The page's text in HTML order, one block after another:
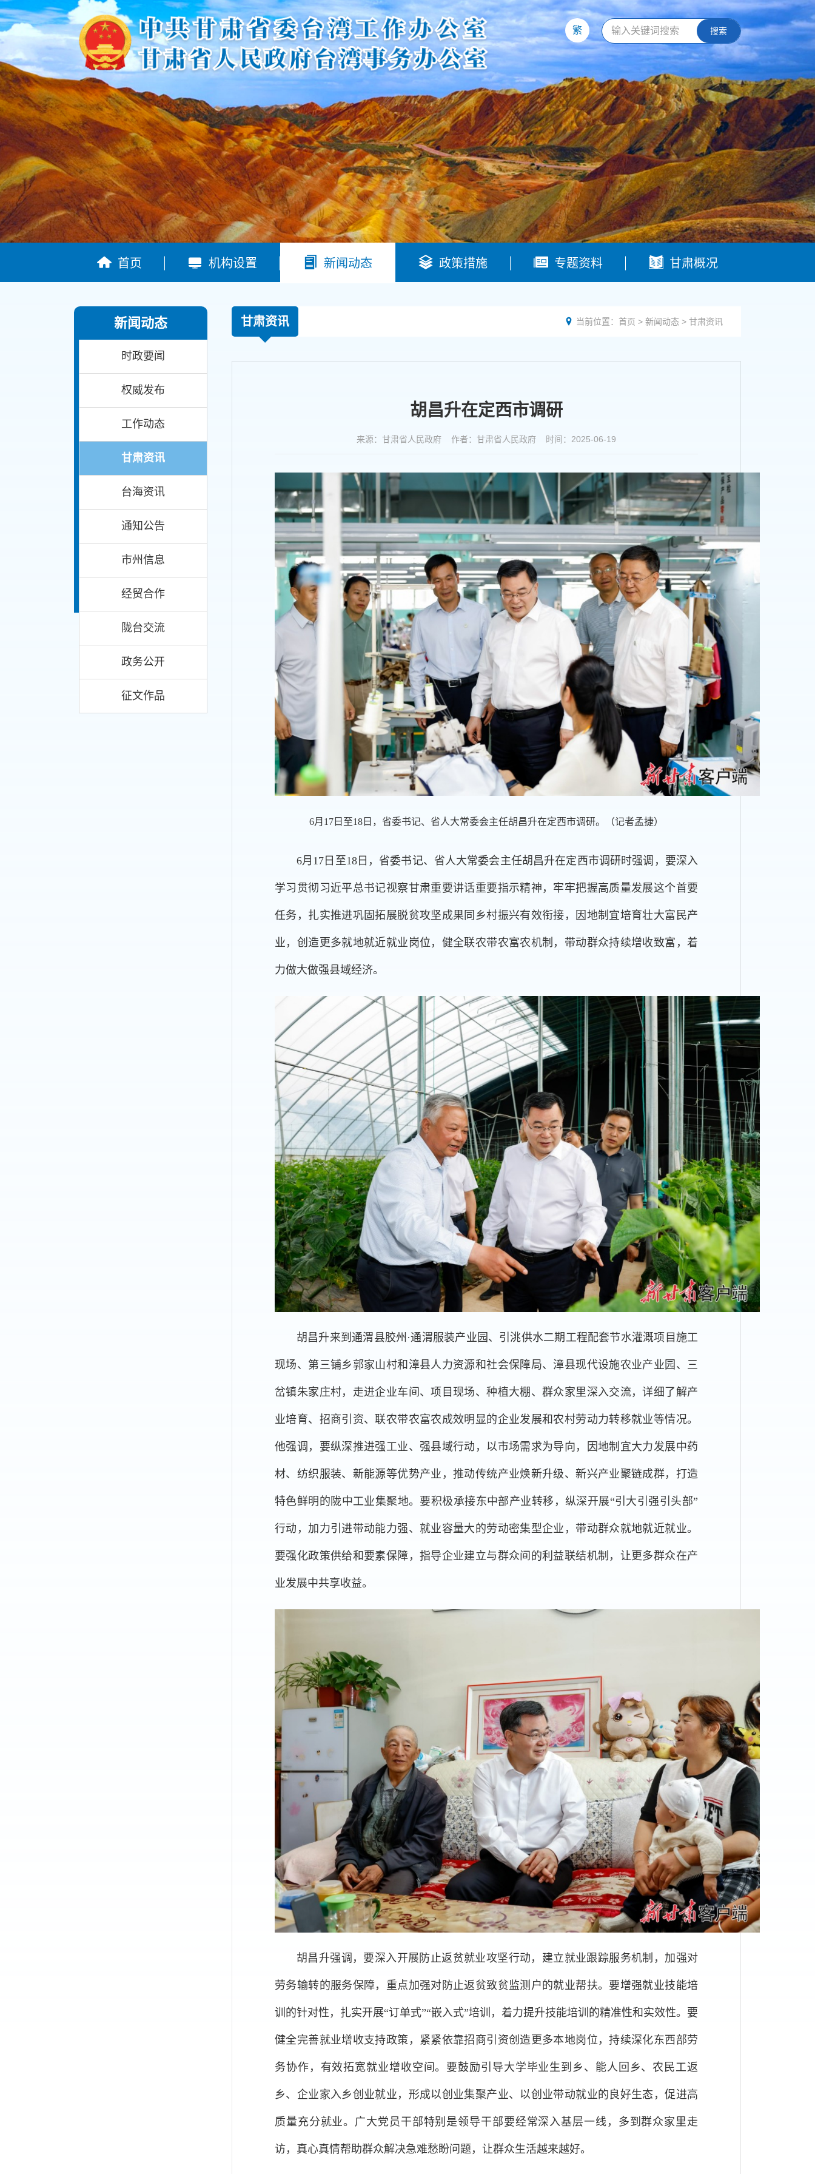
繁 搜索
 首页  机构设置  新闻动态  政策措施  专题资料  甘肃概况
新闻动态
时政要闻
权威发布
工作动态
甘肃资讯
台海资讯
通知公告
市州信息
经贸合作
陇台交流
政务公开
征文作品
甘肃资讯  当前位置： 首页 > 新闻动态 > 甘肃资讯
胡昌升在定西市调研
来源：甘肃省人民政府 作者：甘肃省人民政府 时间：2025-06-19
6月17日至18日，省委书记、省人大常委会主任胡昌升在定西市调研。（记者孟捷）
6月17日至18日，省委书记、省人大常委会主任胡昌升在定西市调研时强调，要深入
学习贯彻习近平总书记视察甘肃重要讲话重要指示精神，牢牢把握高质量发展这个首要
任务，扎实推进巩固拓展脱贫攻坚成果同乡村振兴有效衔接，因地制宜培育壮大富民产
业，创造更多就地就近就业岗位，健全联农带农富农机制，带动群众持续增收致富，着
力做大做强县域经济。
胡昌升来到通渭县胶州·通渭服装产业园、引洮供水二期工程配套节水灌溉项目施工
现场、第三铺乡郭家山村和漳县人力资源和社会保障局、漳县现代设施农业产业园、三
岔镇朱家庄村，走进企业车间、项目现场、种植大棚、群众家里深入交流，详细了解产
业培育、招商引资、联农带农富农成效明显的企业发展和农村劳动力转移就业等情况。
他强调，要纵深推进强工业、强县域行动，以市场需求为导向，因地制宜大力发展中药
材、纺织服装、新能源等优势产业，推动传统产业焕新升级、新兴产业聚链成群，打造
特色鲜明的陇中工业集聚地。要积极承接东中部产业转移，纵深开展“引大引强引头部”
行动，加力引进带动能力强、就业容量大的劳动密集型企业，带动群众就地就近就业。
要强化政策供给和要素保障，指导企业建立与群众间的利益联结机制，让更多群众在产
业发展中共享收益。
胡昌升强调，要深入开展防止返贫就业攻坚行动，建立就业跟踪服务机制，加强对
劳务输转的服务保障，重点加强对防止返贫致贫监测户的就业帮扶。要增强就业技能培
训的针对性，扎实开展“订单式”“嵌入式”培训，着力提升技能培训的精准性和实效性。要
健全完善就业增收支持政策，紧紧依靠招商引资创造更多本地岗位，持续深化东西部劳
务协作，有效拓宽就业增收空间。要鼓励引导大学毕业生到乡、能人回乡、农民工返
乡、企业家入乡创业就业，形成以创业集聚产业、以创业带动就业的良好生态，促进高
质量充分就业。广大党员干部特别是领导干部要经常深入基层一线，多到群众家里走
访，真心真情帮助群众解决急难愁盼问题，让群众生活越来越好。